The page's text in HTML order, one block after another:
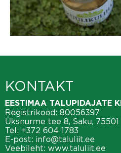
KONTAKT
EESTIMAA TALUPIDAJATE
Registrikood: 80056397
Üksnurme tee 8, Saku,
Tel: +372 604 1783
E-post: info@taluliit.ee
Veebileht: www.taluliit.ee